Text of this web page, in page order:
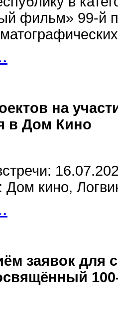
фильм» 99-й
на
в Дом Кино
Дом кино,
заявок для